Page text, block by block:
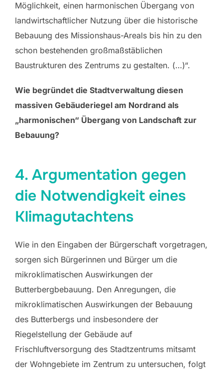
Möglichkeit, einen harmonischen Übergang von
landwirtschaftlicher Nutzung über die historische
Bebauung des Missionshaus-Areals bis hin zu den
schon bestehenden großmaßstäblichen
Baustrukturen des Zentrums zu gestalten. (…)“.
Wie begründet die Stadtverwaltung diesen
massiven Gebäuderiegel am Nordrand als
„harmonischen“ Übergang von Landschaft zur
Bebauung?
4. Argumentation gegen
die Notwendigkeit eines
Klimagutachtens
Wie in den Eingaben der Bürgerschaft vorgetragen,
sorgen sich Bürgerinnen und Bürger um die
mikroklimatischen Auswirkungen der
Butterbergbebauung. Den Anregungen, die
mikroklimatischen Auswirkungen der Bebauung
des Butterbergs und insbesondere der
Riegelstellung der Gebäude auf
Frischluftversorgung des Stadtzentrums mitsamt
der Wohngebiete im Zentrum zu untersuchen, folgt